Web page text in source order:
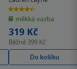
4.4
z
5
hvězdiček
měkká vazba
319 Kč
Běžně 399 Kč
Do košíku